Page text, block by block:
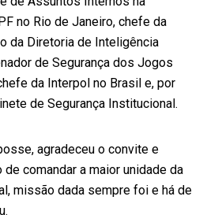
no Rio de Janeiro, chefe da
da Diretoria de Inteligência
de Segurança dos Jogos
da Interpol no Brasil e, por
de Segurança Institucional.
agradeceu o convite e
comandar a maior unidade da
missão dada sempre foi e há de